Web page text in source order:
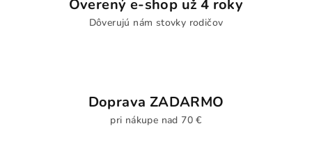
Overený e-shop už 4 roky
Dôverujú nám stovky rodičov
Doprava ZADARMO
pri nákupe nad 70 €